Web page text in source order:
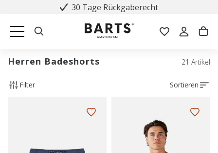
30 Tage Rückgaberecht
Herren Badeshorts 21 Artikel
Filter Sortieren